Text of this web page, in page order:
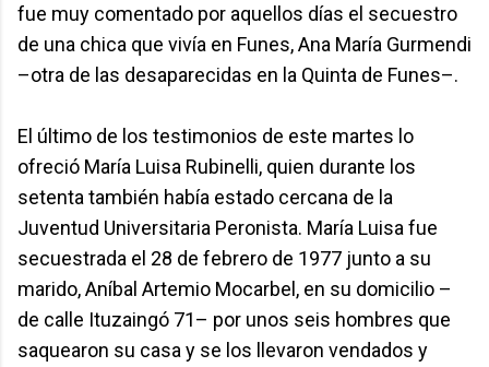
fue muy comentado por aquellos días el secuestro
de una chica que vivía en Funes, Ana María Gurmendi
–otra de las desaparecidas en la Quinta de Funes–.
El último de los testimonios de este martes lo
ofreció María Luisa Rubinelli, quien durante los
setenta también había estado cercana de la
Juventud Universitaria Peronista. María Luisa fue
secuestrada el 28 de febrero de 1977 junto a su
marido, Aníbal Artemio Mocarbel, en su domicilio –
de calle Ituzaingó 71– por unos seis hombres que
saquearon su casa y se los llevaron vendados y